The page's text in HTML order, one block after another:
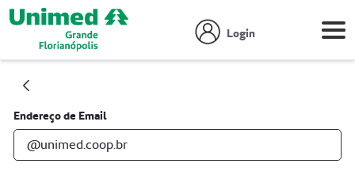
Login
Autenticação
Endereço de Email